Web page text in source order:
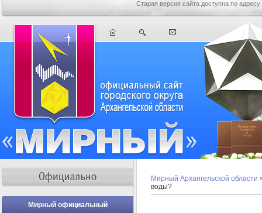
Старая версия сайта доступна по адресу
Мирный официальный
Мирный Архангельской области
воды?